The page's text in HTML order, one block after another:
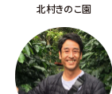
北村きのこ園